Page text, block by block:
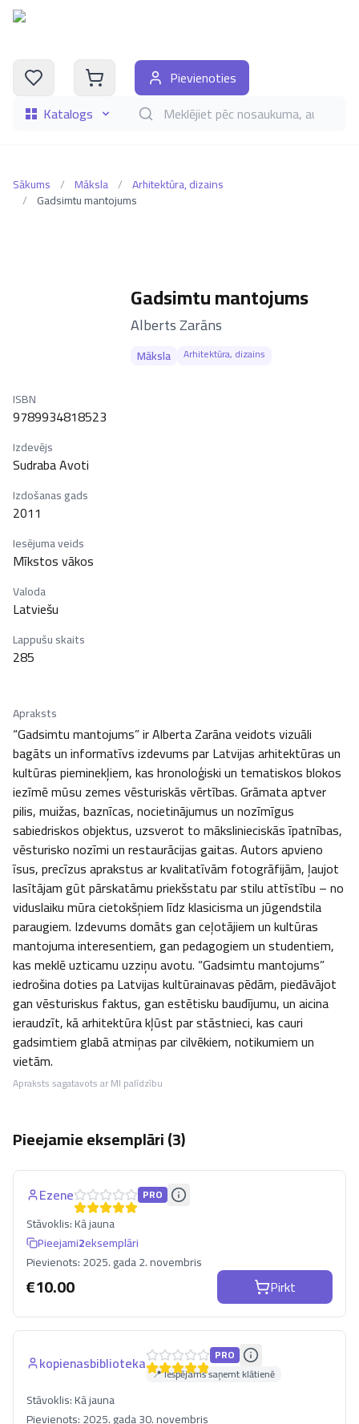
Katalogs Meklēt grāmatas pēc nosaukuma, autora,
Pievienoties
Sākums / Māksla / Arhitektūra, dizains
/ Gadsimtu mantojums
Gadsimtu mantojums
–
Alberts Zarāns
Māksla Arhitektūra, dizains
ISBN
9789934818523
Izdevējs
Sudraba Avoti
Izdošanas gads
2011
Iesējuma veids
Mīkstos vākos
Valoda
Latviešu
Lappušu skaits
285
Apraksts
“Gadsimtu mantojums” ir Alberta Zarāna veidots vizuāli
bagāts un informatīvs izdevums par Latvijas arhitektūras un
kultūras pieminekļiem, kas hronoloģiski un tematiskos blokos
iezīmē mūsu zemes vēsturiskās vērtības. Grāmata aptver
pilis, muižas, baznīcas, nocietinājumus un nozīmīgus
sabiedriskos objektus, uzsverot to mākslinieciskās īpatnības,
vēsturisko nozīmi un restaurācijas gaitas. Autors apvieno
īsus, precīzus aprakstus ar kvalitatīvām fotogrāfijām, ļaujot
lasītājam gūt pārskatāmu priekšstatu par stilu attīstību – no
viduslaiku mūra cietokšņiem līdz klasicisma un jūgendstila
paraugiem. Izdevums domāts gan ceļotājiem un kultūras
mantojuma interesentiem, gan pedagogiem un studentiem,
kas meklē uzticamu uzziņu avotu. “Gadsimtu mantojums”
iedrošina doties pa Latvijas kultūrainavas pēdām, piedāvājot
gan vēsturiskus faktus, gan estētisku baudījumu, un aicina
ieraudzīt, kā arhitektūra kļūst par stāstnieci, kas cauri
gadsimtiem glabā atmiņas par cilvēkiem, notikumiem un
vietām.
Apraksts sagatavots ar MI palīdzību
Pieejamie eksemplāri (3)
Ezene PRO
Stāvoklis:Kā jauna
Pieejami2eksemplāri
Pievienots:2025. gada 2. novembris
€10.00 Pirkt
kopienasbiblioteka
PRO
📍 Iespējams saņemt klātienē
Stāvoklis:Kā jauna
Pievienots:2025. gada 30. novembris